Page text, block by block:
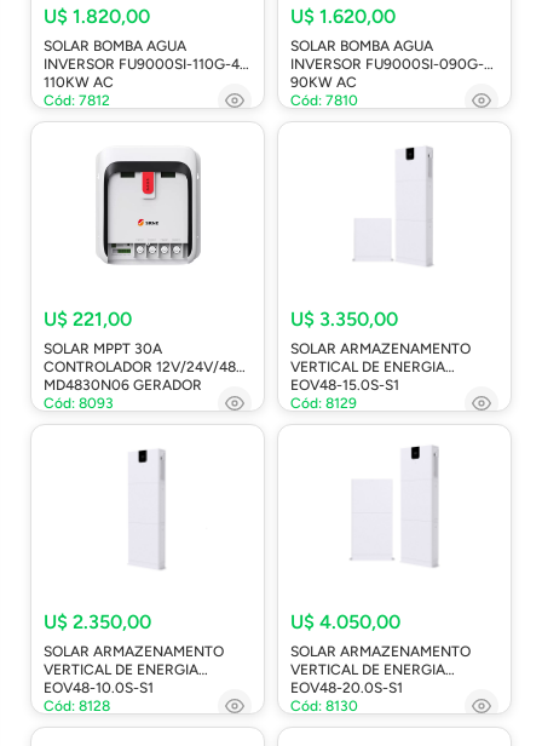
U$ 1.820,00
SOLAR BOMBA AGUA
INVERSOR FU9000SI-110G-4
110KW AC
Cód: 7812
U$ 1.620,00
SOLAR BOMBA AGUA
INVERSOR FU9000SI-090G-4
90KW AC
Cód: 7810
U$ 221,00
SOLAR MPPT 30A
CONTROLADOR 12V/24V/48V
MD4830N06 GERADOR
Cód: 8093
U$ 3.350,00
SOLAR ARMAZENAMENTO
VERTICAL DE ENERGIA
EOV48-15.0S-S1
Cód: 8129
U$ 2.350,00
SOLAR ARMAZENAMENTO
VERTICAL DE ENERGIA
EOV48-10.0S-S1
Cód: 8128
U$ 4.050,00
SOLAR ARMAZENAMENTO
VERTICAL DE ENERGIA
EOV48-20.0S-S1
Cód: 8130